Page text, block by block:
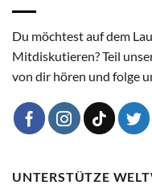
Du möchtest auf dem
Mitdiskutieren? Teil
von dir hören und folge
UNTERSTÜTZE